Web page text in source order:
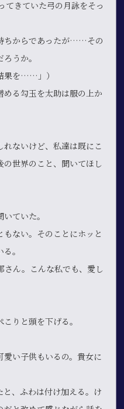
てきていた弓の月詠をそっ
ちからであったが……その
うか。
果を……」）
る勾玉を太助は服の上か
れないけど、私達は既にこ
の世界のこと、聞いてほし
ていた。
ない。そのことにホッと
。
さん。こんな私でも、愛し
りと頭を下げる。
愛い子供もいるの。貴女に
、ふわは付け加える。け